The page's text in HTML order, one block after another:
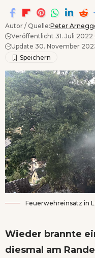
Autor / Quelle:Peter
Veröffentlicht 31. Juli 2022
Update 30. November
Feuerwehreinsatz in
Wieder brannte
diesmal am